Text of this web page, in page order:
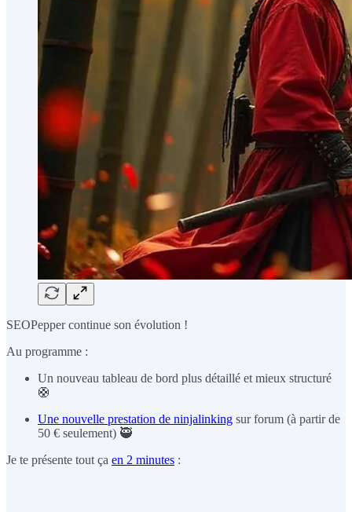
SEOPepper continue son évolution !
Au programme :
Un nouveau tableau de bord plus détaillé et mieux structuré
🛟
Une nouvelle prestation de ninjalinking sur forum (à partir de
50 € seulement) 🥷
Je te présente tout ça en 2 minutes :